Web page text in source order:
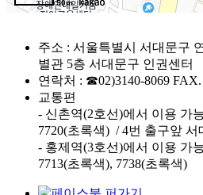
50m
주소 : 서울특별시 서대문구
별관 5층 서대문구 인권센터
연락처 : ☎02)3140-8069 FAX.
교통편
- 신촌역(2호선)에서 이용 가
7720(초록색) / 4번 출구앞 서
- 홍제역(3호선)에서 이용 가
7713(초록색), 7738(초록색)